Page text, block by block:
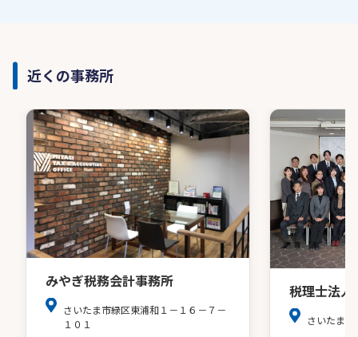
近くの事務所
みやぎ税務会計事務所
さいたま市緑区東浦和１－１６－７－
１０１
税理士法人
さいたま